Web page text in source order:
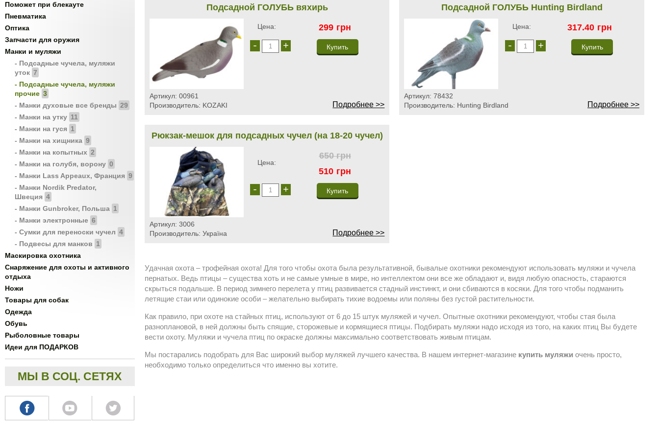
Поможет при блекауте
Пневматика
Оптика
Запчасти для оружия
Манки и муляжи
- Подсадные чучела, муляжи
уток 7
- Подсадные чучела, муляжи
прочие 3
- Манки духовые все бренды 29
- Манки на утку 11
- Манки на гуся 1
- Манки на хищника 9
- Манки на копытных 2
- Манки на голубя, ворону 0
- Манки Lass Appeaux, Франция 9
- Манки Nordik Predator,
Швеция 4
- Манки Gunbroker, Польша 1
- Манки электронные 6
- Сумки для переноски чучел 4
- Подвесы для манков 1
Маскировка охотника
Снаряжение для охоты и активного
отдыха
Ножи
Товары для собак
Одежда
Обувь
Рыболовные товары
Идеи для ПОДАРКОВ
МЫ В СОЦ. СЕТЯХ
Подсадной ГОЛУБЬ вяхирь
Цена: 299 грн
- +
Артикул: 00961
Производитель: KOZAKI Подробнее >>
Подсадной ГОЛУБЬ Hunting Birdland
Цена: 317.40 грн
- +
Артикул: 78432
Производитель: Hunting Birdland Подробнее >>
Рюкзак-мешок для подсадных чучел (на 18-20 чучел)
Цена:
650 грн
510 грн
- +
Артикул: 3006
Производитель: Україна Подробнее >>
Удачная охота – трофейная охота! Для того чтобы охота была результативной, бывалые охотники рекомендуют использовать муляжи и чучела
пернатых. Ведь птицы – существа хоть и не самые умные в мире, но интеллектом они все же обладают и, видя любую опасность, стараются
скрыться подальше. В период зимнего перелета у птиц развивается стадный инстинкт, и они сбиваются в косяки. Для того чтобы подманить
летящие стаи или одинокие особи – желательно выбирать тихие водоемы или поляны без густой растительности.
Как правило, при охоте на стайных птиц, используют от 6 до 15 штук муляжей и чучел. Опытные охотники рекомендуют, чтобы стая была
разноплановой, в ней должны быть спящие, сторожевые и кормящиеся птицы. Подбирать муляжи надо исходя из того, на каких птиц Вы будете
вести охоту. Муляжи и чучела птиц по окраске должны максимально соответствовать живым птицам.
Мы постарались подобрать для Вас широкий выбор муляжей лучшего качества. В нашем интернет-магазине купить муляжи очень просто,
необходимо только определиться что именно вы хотите.